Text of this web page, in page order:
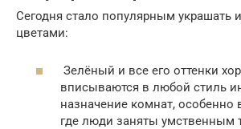
Сегодня стало популярным украшать
цветами:
Зелёный и все его оттенки
вписываются в любой стиль
назначение комнат, особенно
где люди заняты умственным